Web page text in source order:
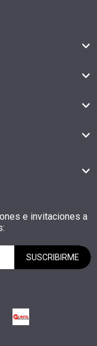
e invitaciones a
SUSCRIBIRME